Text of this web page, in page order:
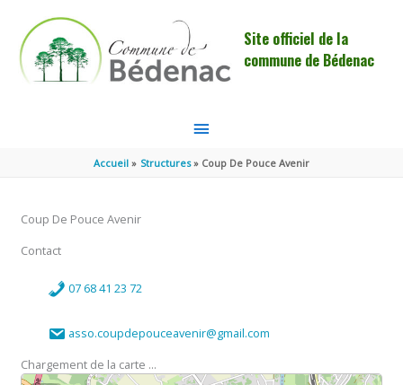
Site officiel de la
commune de Bédenac
MENU
PRINCIPAL
Accueil Structures Coup De Pouce Avenir
Coup De Pouce Avenir
Contact
07 68 41 23 72
asso.coupdepouceavenir@gmail.com
Chargement de la carte ...